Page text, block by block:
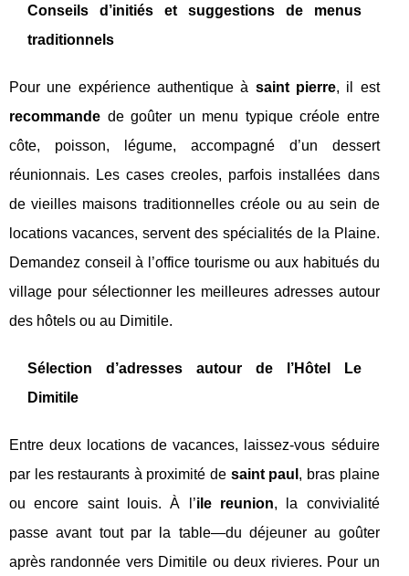
Conseils d’initiés et suggestions de menus
traditionnels
Pour une expérience authentique à saint pierre, il est
recommande de goûter un menu typique créole entre
côte, poisson, légume, accompagné d’un dessert
réunionnais. Les cases creoles, parfois installées dans
de vieilles maisons traditionnelles créole ou au sein de
locations vacances, servent des spécialités de la Plaine.
Demandez conseil à l’office tourisme ou aux habitués du
village pour sélectionner les meilleures adresses autour
des hôtels ou au Dimitile.
Sélection d’adresses autour de l’Hôtel Le
Dimitile
Entre deux locations de vacances, laissez-vous séduire
par les restaurants à proximité de saint paul , bras plaine
ou encore saint louis. À l’ile reunion, la convivialité
passe avant tout par la table—du déjeuner au goûter
après randonnée vers Dimitile ou deux rivieres. Pour un